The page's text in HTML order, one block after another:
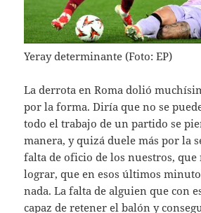
Yeray determinante (Foto: EP)
La derrota en Roma dolió
por la forma. Diría que no se
todo el trabajo de un partido se
manera, y quizá duele más por la
falta de oficio de los nuestros, que
lograr, que en esos últimos
nada. La falta de alguien que con
capaz de retener el balón y